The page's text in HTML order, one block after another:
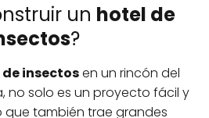
un hotel de
?
insectosen un rincón del
no solo es un proyecto fácil y
que también trae grandes